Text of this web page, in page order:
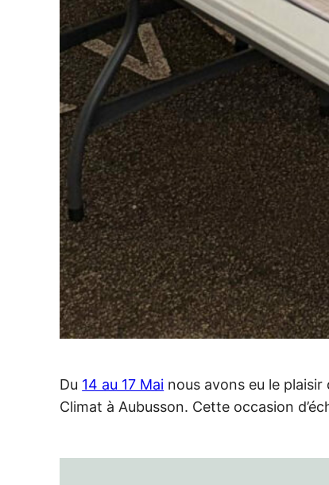
Du 14 au 17 Mai nous avons eu le
Climat à Aubusson. Cette occasion